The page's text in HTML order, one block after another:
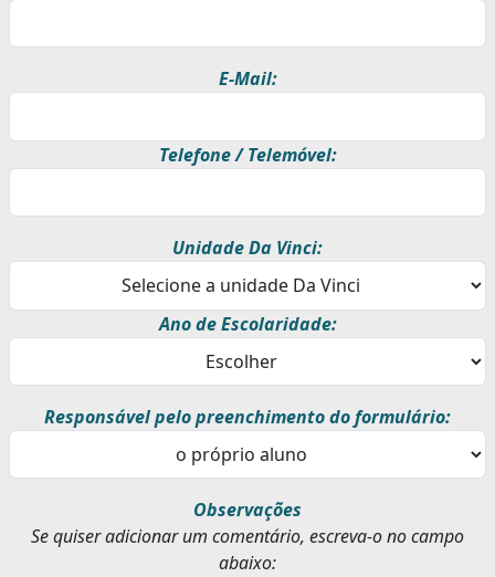
E-Mail:
Telefone / Telemóvel:
Unidade Da Vinci:
Ano de Escolaridade:
Responsável pelo preenchimento do formulário:
Observações
Se quiser adicionar um comentário, escreva-o no campo
abaixo: